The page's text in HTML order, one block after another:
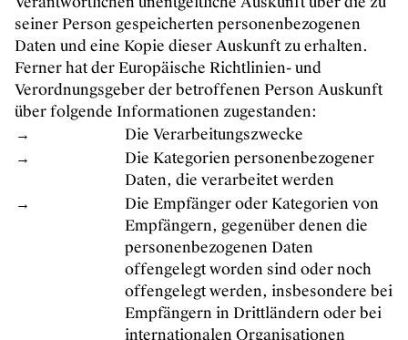
seiner Person gespeicherten personenbezogenen
Daten und eine Kopie dieser Auskunft zu erhalten.
Ferner hat der Europäische Richtlinien- und
Verordnungsgeber der betroffenen Person Auskunft
über folgende Informationen zugestanden:
→
Die Verarbeitungszwecke
→
Die Kategorien personenbezogener
Daten, die verarbeitet werden
→
Die Empfänger oder Kategorien von
Empfängern, gegenüber denen die
personenbezogenen Daten
offengelegt worden sind oder noch
offengelegt werden, insbesondere bei
Empfängern in Drittländern oder bei
internationalen Organisationen